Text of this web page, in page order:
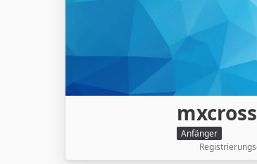
Anfänger